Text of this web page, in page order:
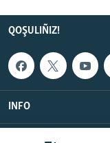
QOŞULIÑIZ!
INFO